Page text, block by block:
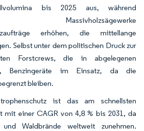
bis 2025 aus, während
Massivholzsägewerke
erhöhen, die mittellange
Selbst unter dem politischen Druck zur
Forstcrews, die in abgelegenen
Benzingeräte im Einsatz, da die
bleiben.
ist das am schnellsten
mit einer CAGR von 4,8 % bis 2031, da
und Waldbrände weltweit zunehmen.